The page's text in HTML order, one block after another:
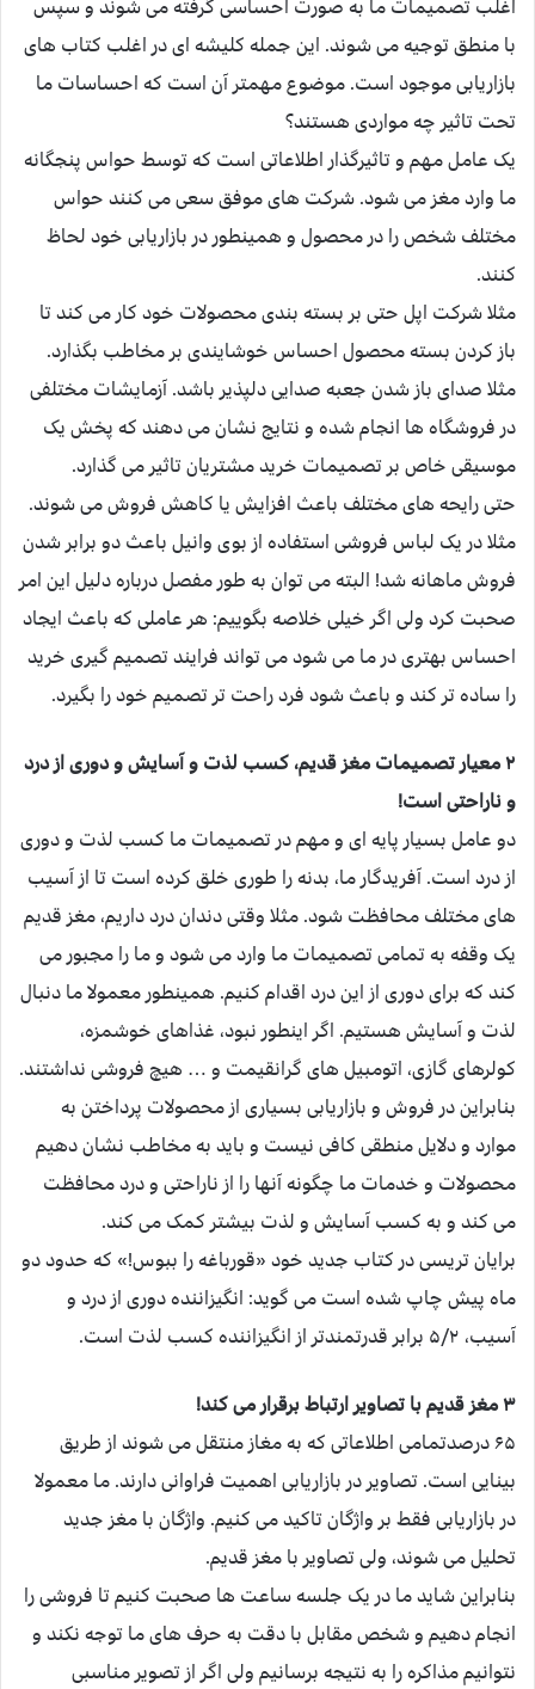
اغلب تصمیمات ما به صورت احساسی گرفته می شوند و سپس
با منطق توجیه می شوند. این جمله کلیشه ای در اغلب کتاب های
بازاریابی موجود است. موضوع مهمتر آن است که احساسات ما
تحت تاثیر چه مواردی هستند؟
یک عامل مهم و تاثیرگذار اطلاعاتی است که توسط حواس پنجگانه
ما وارد مغز می شود. شرکت های موفق سعی می کنند حواس
مختلف شخص را در محصول و همینطور در بازاریابی خود لحاظ
کنند.
مثلا شرکت اپل حتی بر بسته بندی محصولات خود کار می کند تا
باز کردن بسته محصول احساس خوشایندی بر مخاطب بگذارد.
مثلا صدای باز شدن جعبه صدایی دلپذیر باشد. آزمایشات مختلفی
در فروشگاه ها انجام شده و نتایج نشان می دهند که پخش یک
موسیقی خاص بر تصمیمات خرید مشتریان تاثیر می گذارد.
حتی رایحه های مختلف باعث افزایش یا کاهش فروش می شوند.
مثلا در یک لباس فروشی استفاده از بوی وانیل باعث دو برابر شدن
فروش ماهانه شد! البته می توان به طور مفصل درباره دلیل این امر
صحبت کرد ولی اگر خیلی خلاصه بگوییم: هر عاملی که باعث ایجاد
احساس بهتری در ما می شود می تواند فرایند تصمیم گیری خرید
را ساده تر کند و باعث شود فرد راحت تر تصمیم خود را بگیرد.
۲ معیار تصمیمات مغز قدیم، کسب لذت و آسایش و دوری از درد
و ناراحتی است!
دو عامل بسیار پایه ای و مهم در تصمیمات ما کسب لذت و دوری
از درد است. آفریدگار ما، بدنه را طوری خلق کرده است تا از آسیب
های مختلف محافظت شود. مثلا وقتی دندان درد داریم، مغز قدیم
یک وقفه به تمامی تصمیمات ما وارد می شود و ما را مجبور می
کند که برای دوری از این درد اقدام کنیم. همینطور معمولا ما دنبال
لذت و آسایش هستیم. اگر اینطور نبود، غذاهای خوشمزه،
کولرهای گازی، اتومبیل های گرانقیمت و … هیچ فروشی نداشتند.
بنابراین در فروش و بازاریابی بسیاری از محصولات پرداختن به
موارد و دلایل منطقی کافی نیست و باید به مخاطب نشان دهیم
محصولات و خدمات ما چگونه آنها را از ناراحتی و درد محافظت
می کند و به کسب آسایش و لذت بیشتر کمک می کند.
برایان تریسی در کتاب جدید خود «قورباغه را ببوس!» که حدود دو
ماه پیش چاپ شده است می گوید: انگیزاننده دوری از درد و
آسیب، ۵/۲ برابر قدرتمندتر از انگیزاننده کسب لذت است.
۳ مغز قدیم با تصاویر ارتباط برقرار می کند!
۶۵ درصدتمامی اطلاعاتی که به مغاز منتقل می شوند از طریق
بینایی است. تصاویر در بازاریابی اهمیت فراوانی دارند. ما معمولا
در بازاریابی فقط بر واژگان تاکید می کنیم. واژگان با مغز جدید
تحلیل می شوند، ولی تصاویر با مغز قدیم.
بنابراین شاید ما در یک جلسه ساعت ها صحبت کنیم تا فروشی را
انجام دهیم و شخص مقابل با دقت به حرف های ما توجه نکند و
نتوانیم مذاکره را به نتیجه برسانیم ولی اگر از تصویر مناسبی